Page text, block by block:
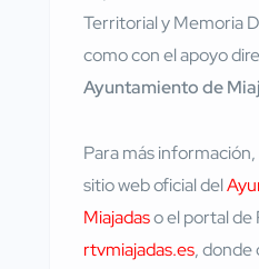
Territorial y Memoria
como con el apoyo
Ayuntamiento de
Para más
sitio web oficial del
Miajadaso el portal de
rtvmiajadas.es, donde